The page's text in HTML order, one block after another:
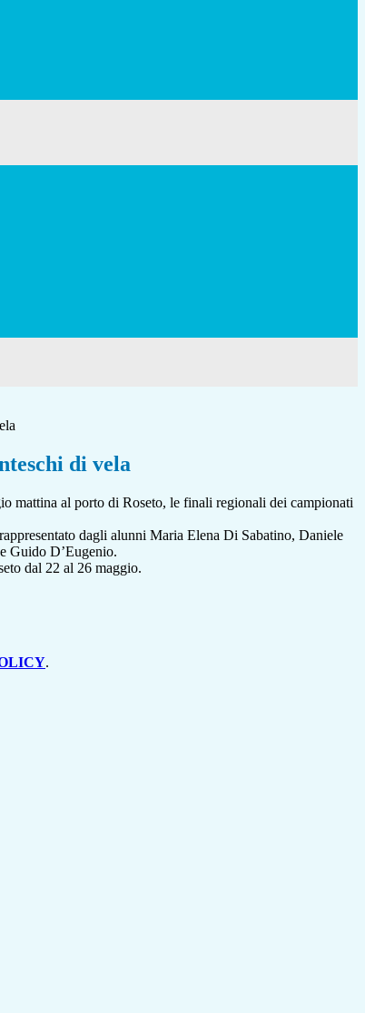
di vela
mattina al porto di Roseto, le finali regionali dei campionati
dagli alunni Maria Elena Di Sabatino, Daniele
Guido D’Eugenio.
dal 22 al 26 maggio.
.